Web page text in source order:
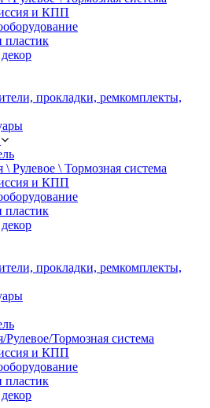
и КПП
пластик
прокладки, ремкомплекты,
\ Рулевое \ Тормозная система
и КПП
пластик
прокладки, ремкомплекты,
Рулевое/Тормозная система
и КПП
пластик